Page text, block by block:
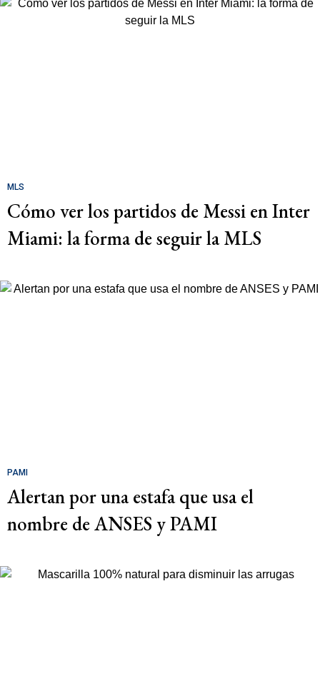
MLS
Cómo ver los partidos de Messi en Inter
Miami: la forma de seguir la MLS
PAMI
Alertan por una estafa que usa el
nombre de ANSES y PAMI